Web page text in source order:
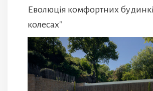
Еволюція комфортних
колесах"